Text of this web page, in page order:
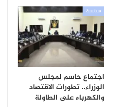
سياسية
اجتماع حاسم لمجلس
الوزراء.. تطورات الاقتصاد
والكهرباء على الطاولة